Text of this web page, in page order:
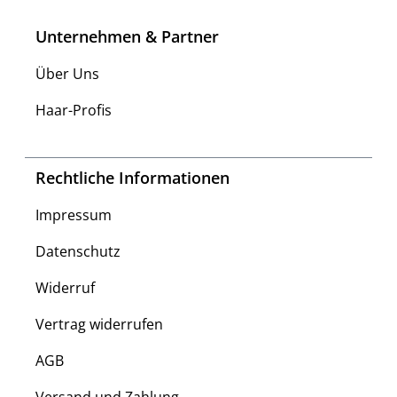
Unternehmen & Partner
Über Uns
Haar-Profis
Rechtliche Informationen
Impressum
Datenschutz
Widerruf
Vertrag widerrufen
AGB